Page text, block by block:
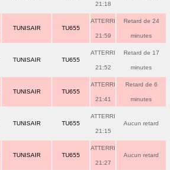
21:18
TUNISAIR TU655
ATTERRI
21:59
Retard de 24
minutes
TUNISAIR TU655
ATTERRI
21:52
Retard de 17
minutes
TUNISAIR TU655
ATTERRI
21:41
Retard de 6
minutes
TUNISAIR TU655
ATTERRI
21:15
Aucun retard
TUNISAIR TU655
ATTERRI
21:27
Aucun retard